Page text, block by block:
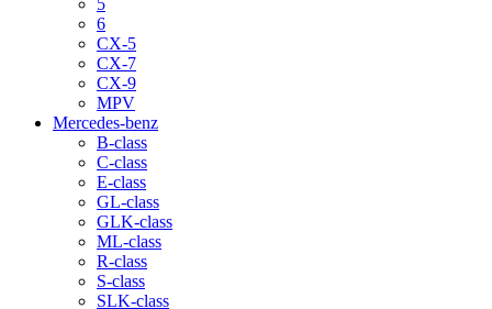
5
6
CX-5
CX-7
CX-9
MPV
Mercedes-benz
B-class
C-class
E-class
GL-class
GLK-class
ML-class
R-class
S-class
SLK-class